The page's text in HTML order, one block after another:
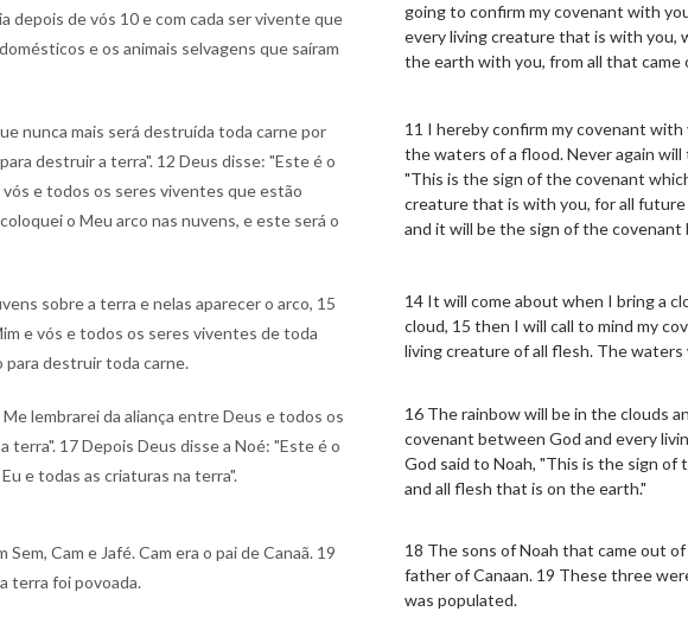
depois de vós 10 e com cada ser vivente que
e os animais selvagens que saíram
going to confirm my covenant with
every living creature that is with you,
the earth with you, from all that
nunca mais será destruída toda carne por
destruir a terra". 12 Deus disse: "Este é o
e todos os seres viventes que estão
o Meu arco nas nuvens, e este será o
11 I hereby confirm my covenant
the waters of a flood. Never again
"This is the sign of the covenant
creature that is with you, for all
and it will be the sign of the
sobre a terra e nelas aparecer o arco, 15
e vós e todos os seres viventes de toda
para destruir toda carne.
14 It will come about when I bring a
cloud, 15 then I will call to mind my
living creature of all flesh. The
lembrarei da aliança entre Deus e todos os
17 Depois Deus disse a Noé: "Este é o
e todas as criaturas na terra".
16 The rainbow will be in the clouds
covenant between God and every
God said to Noah, "This is the sign
and all flesh that is on the earth."
Cam e Jafé. Cam era o pai de Canaã. 19
terra foi povoada.
18 The sons of Noah that came out
father of Canaan. 19 These three
was populated.